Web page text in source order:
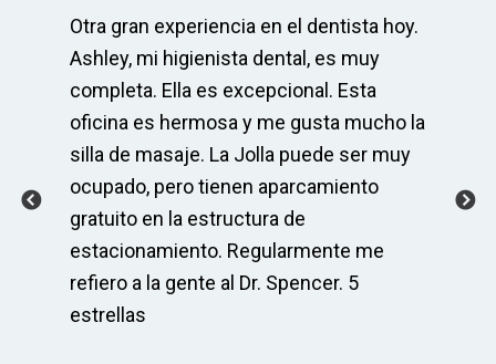
Otra gran experiencia en el dentista hoy.
Ashley, mi higienista dental, es muy
completa. Ella es excepcional. Esta
oficina es hermosa y me gusta mucho la
silla de masaje. La Jolla puede ser muy
ocupado, pero tienen aparcamiento
gratuito en la estructura de
estacionamiento. Regularmente me
refiero a la gente al Dr. Spencer. 5
estrellas